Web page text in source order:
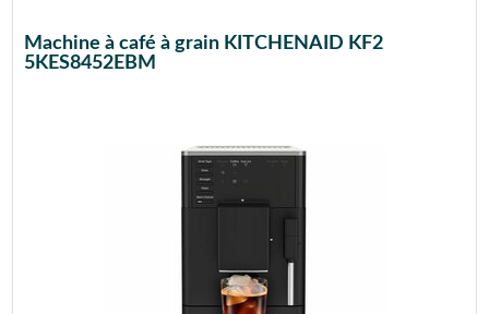
Machine à café à grain KITCHENAID KF2
5KES8452EBM